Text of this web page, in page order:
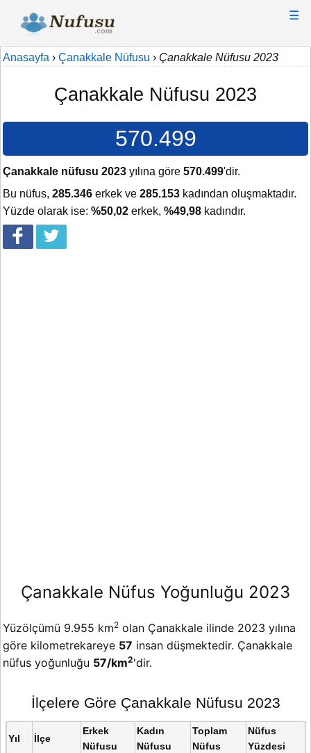
☰
Anasayfa › Çanakkale Nüfusu › Çanakkale Nüfusu 2023
Çanakkale Nüfusu 2023
570.499
Çanakkale nüfusu 2023 yılına göre 570.499'dir.
Bu nüfus, 285.346 erkek ve 285.153 kadından oluşmaktadır.
Yüzde olarak ise: %50,02 erkek, %49,98 kadındır.
Çanakkale Nüfus Yoğunluğu 2023
Yüzölçümü 9.955 km2 olan Çanakkale ilinde 2023 yılına
göre kilometrekareye 57 insan düşmektedir. Çanakkale
nüfus yoğunluğu 57/km2'dir.
İlçelere Göre Çanakkale Nüfusu 2023
Yıl İlçe
Erkek
Nüfusu
Kadın
Nüfusu
Toplam
Nüfus
Nüfus
Yüzdesi